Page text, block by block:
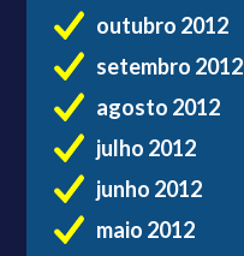
outubro 2012
setembro 2012
agosto 2012
julho 2012
junho 2012
maio 2012